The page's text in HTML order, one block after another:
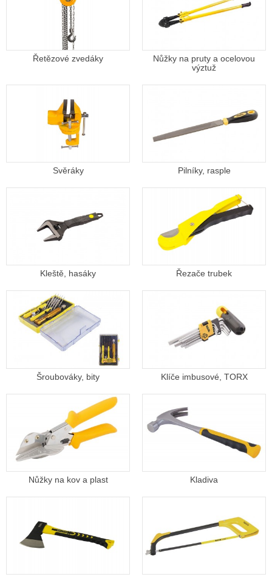
Řetězové zvedáky
Nůžky na pruty a ocelovou
výztuž
Svěráky Pilníky, rasple
Kleště, hasáky Řezače trubek
Šroubováky, bity Klíče imbusové, TORX
Nůžky na kov a plast Kladiva